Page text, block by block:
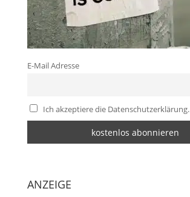
E-Mail Adresse
Ich akzeptiere die Datenschutzerklärung.
ANZEIGE